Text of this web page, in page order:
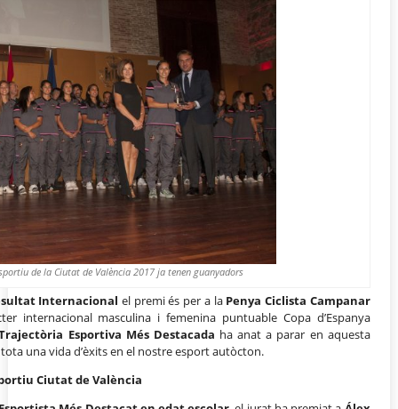
de la Ciutat de València 2017 ja tenen guanyadors
Internacional el premi és per a la Penya Ciclista Campanar
internacional masculina i femenina puntuable Copa d’Espanya
Esportiva Més Destacada ha anat a parar en aquesta
una vida d’èxits en el nostre esport autòcton.
Ciutat de València